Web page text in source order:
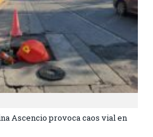
Ascencio provoca caos vial en